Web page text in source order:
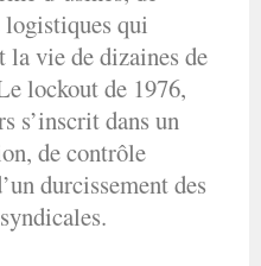
logistiques qui
vie de dizaines de
lockout de 1976,
s’inscrit dans un
de contrôle
durcissement des